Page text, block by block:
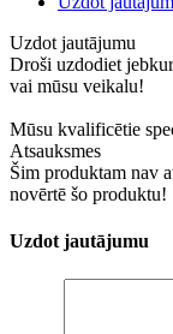
Uzdot jautājumu
Droši uzdodiet
vai mūsu veikalu!
Mūsu kvalificētie
Atsauksmes
Šim produktam nav
novērtē šo produktu!
Uzdot jautājumu